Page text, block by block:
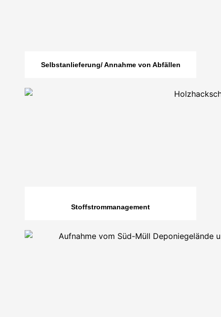
Selbstanlieferung/ Annahme von Abfällen
Stoffstrommanagement